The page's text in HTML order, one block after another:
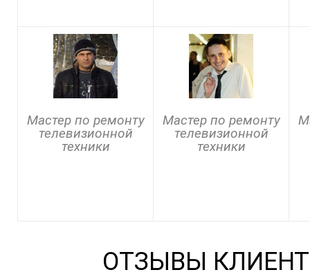
Мастер по ремонту
телевизионной
техники
Мастер по ремонту
телевизионной
техники
ОТЗЫВЫ